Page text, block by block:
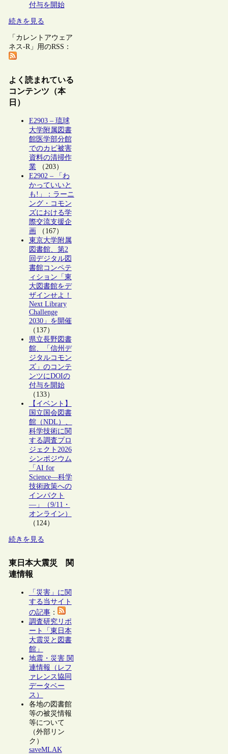
付与を開始
続きを見る
「カレントアウェア
ネス-R」用のRSS：
よく読まれている
コンテンツ（本
日）
E2903 – 琉球
大学附属図書
館医学部分館
でのカビ被害
資料の清掃作
業（203）
E2902 – 「わ
かっていいと
も!」：ラーニ
ング・コモン
ズにおける学
際交流支援企
画 （167）
東京大学附属
図書館、第2
回デジタル図
書館コンペテ
ィション「東
大図書館をデ
ザインせよ！
Next Library
Challenge
2030」を開催
（137）
県立長野図書
館、「信州デ
ジタルコモン
ズ」のコンテ
ンツにDOIの
付与を開始
（133）
【イベント】
国立国会図書
館（NDL）、
科学技術に関
する調査プロ
ジェクト2026
シンポジウム
「AI for
Science―科学
技術政策への
インパクト
―」（9/11・
オンライン）
（124）
続きを見る
東日本大震災 関
連情報
「災害」に関
する当サイト
の記事：
調査研究リポ
ート「東日本
大震災と図書
館」
地震・災害 関
連情報（レフ
ァレンス協同
データベー
ス）
各地の図書館
等の被災情報
等について
（外部リン
ク）
saveMLAK